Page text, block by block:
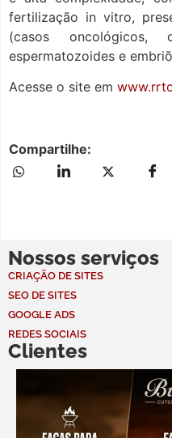
fertilização in vitro,
(casos oncológicos,
espermatozoides e
Acesse o site em
Compartilhe:
Nossos serviços
CRIAÇÃO DE SITES
SEO DE SITES
GOOGLE ADS
REDES SOCIAIS
Clientes